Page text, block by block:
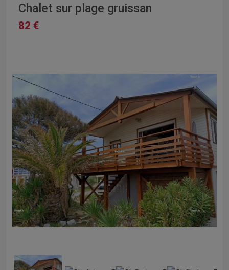
Chalet sur plage gruissan
82 €